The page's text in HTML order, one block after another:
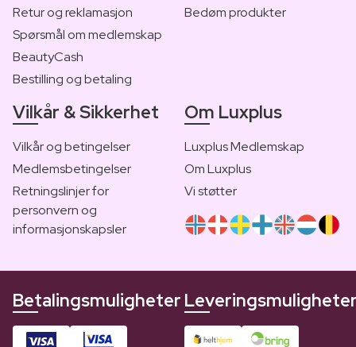
Retur og reklamasjon
Spørsmål om medlemskap
BeautyCash
Bestilling og betaling
Bedøm produkter
Vilkår & Sikkerhet
Vilkår og betingelser
Medlemsbetingelser
Retningslinjer for
personvern og
informasjonskapsler
Om Luxplus
Luxplus Medlemskap
Om Luxplus
Vi støtter
Betalingsmuligheter